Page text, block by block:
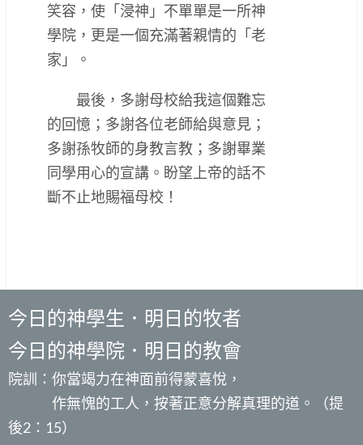
笑容，使「浸神」不單單是一所神
學院，更是一個充滿著親情的「老
家」。
最後，多謝母校給我這個難忘
的回憶；多謝各位老師給與意見；
多謝孫牧師的身教言教；多謝畢業
同學用心的宣講。盼望上帝的話不
斷不止地賜福母校！
今日的神學生．明日的牧者
今日的神學院．明日的教會
院訓：你當竭力在神面前得蒙喜悅，
作無愧的工人，按著正意分解真理的道。（提
後2：15）